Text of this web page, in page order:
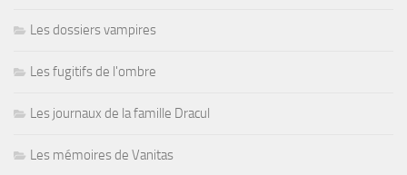
Les dossiers vampires
Les fugitifs de l'ombre
Les journaux de la famille Dracul
Les mémoires de Vanitas